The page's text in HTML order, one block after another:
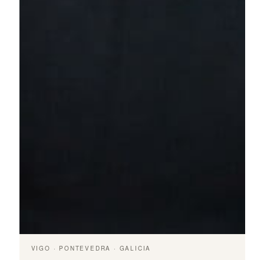
VIGO · PONTEVEDRA · GALICIA